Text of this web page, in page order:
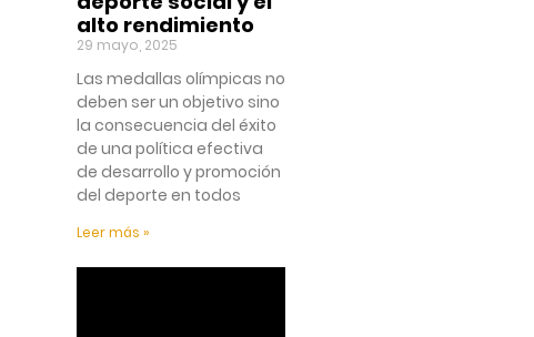
alto rendimiento
29 mayo, 2025
Las medallas olímpicas no
deben ser un objetivo sino
la consecuencia del éxito
de una política efectiva
de desarrollo y promoción
del deporte en todos
Leer más »